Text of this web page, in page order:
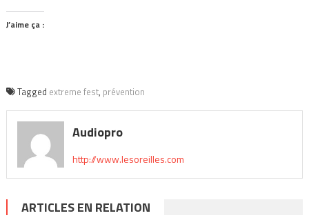
J’aime ça :
Tagged extreme fest, prévention
Audiopro
http://www.lesoreilles.com
ARTICLES EN RELATION